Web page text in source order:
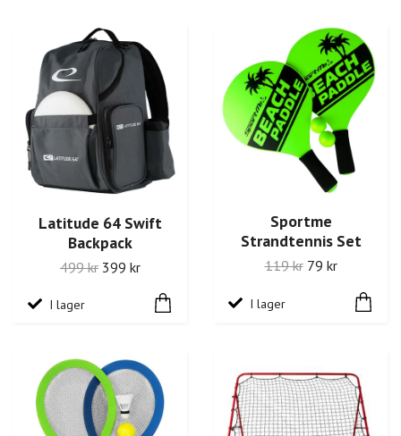
Latitude 64 Swift
Backpack
499 kr 399 kr
I lager
Sportme
Strandtennis Set
119 kr 79 kr
I lager